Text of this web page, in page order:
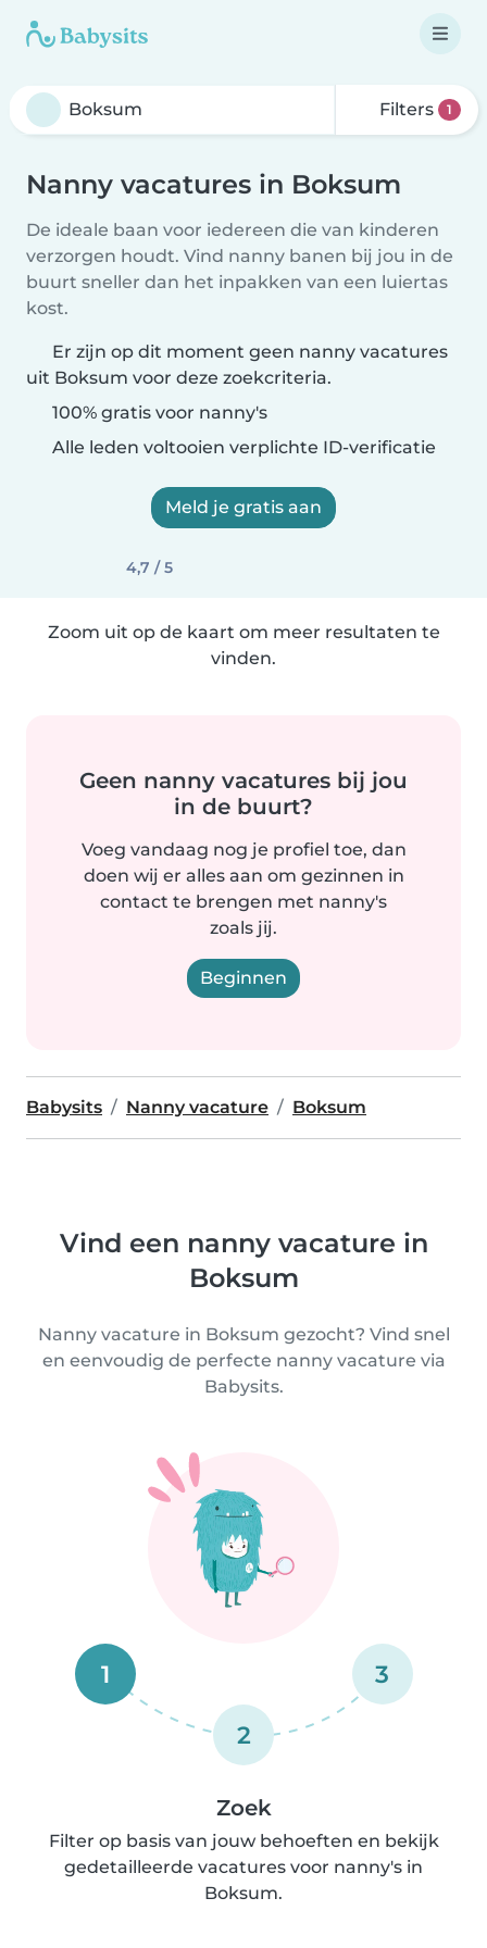
Filters 1
Nanny vacatures in Boksum
De ideale baan voor iedereen die van kinderen
verzorgen houdt. Vind nanny banen bij jou in de
buurt sneller dan het inpakken van een luiertas
kost.
Er zijn op dit moment geen nanny vacatures
uit Boksum voor deze zoekcriteria.
100% gratis voor nanny's
Alle leden voltooien verplichte ID-verificatie
Meld je gratis aan
4,7 / 5
Zoom uit op de kaart om meer resultaten te
vinden.
Geen nanny vacatures bij jou
in de buurt?
Voeg vandaag nog je profiel toe, dan
doen wij er alles aan om gezinnen in
contact te brengen met nanny's
zoals jij.
Beginnen
Babysits Nanny vacature Boksum
Vind een nanny vacature in
Boksum
Nanny vacature in Boksum gezocht? Vind snel
en eenvoudig de perfecte nanny vacature via
Babysits.
1
2
3
Zoek
Filter op basis van jouw behoeften en bekijk
gedetailleerde vacatures voor nanny's in
Boksum.